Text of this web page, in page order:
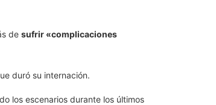
de sufrir «complicaciones
duró su internación.
los escenarios durante los últimos